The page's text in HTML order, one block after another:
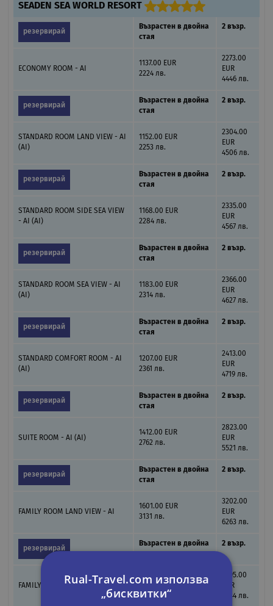
SEADEN SEA WORLD RESORT
резервирай
Възрастен в двойна
стая
2 възр.
ECONOMY ROOM - AI
1137.00 EUR
2224 лв.
2273.00
EUR
4446 лв.
резервирай
Възрастен в двойна
стая
2 възр.
STANDARD ROOM LAND VIEW - AI
(AI)
1152.00 EUR
2253 лв.
2304.00
EUR
4506 лв.
резервирай
Възрастен в двойна
стая
2 възр.
STANDARD ROOM SIDE SEA VIEW
- AI (AI)
1168.00 EUR
2284 лв.
2335.00
EUR
4567 лв.
резервирай
Възрастен в двойна
стая
2 възр.
STANDARD ROOM SEA VIEW - AI
(AI)
1183.00 EUR
2314 лв.
2366.00
EUR
4627 лв.
резервирай
Възрастен в двойна
стая
2 възр.
STANDARD COMFORT ROOM - AI
(AI)
1207.00 EUR
2361 лв.
2413.00
EUR
4719 лв.
резервирай
Възрастен в двойна
стая
2 възр.
SUITE ROOM - AI (AI)
1412.00 EUR
2762 лв.
2823.00
EUR
5521 лв.
резервирай
Възрастен в двойна
стая
2 възр.
FAMILY ROOM LAND VIEW - AI
1601.00 EUR
3131 лв.
3202.00
EUR
6263 лв.
резервирай
Възрастен в двойна
2 възр.
FAMILY ROOM SEA VIEW - AI (AI)
1648.00 EUR
3223 лв.
3295.00
EUR
6444 лв.
Rual-Travel.com използва
„бисквитки“